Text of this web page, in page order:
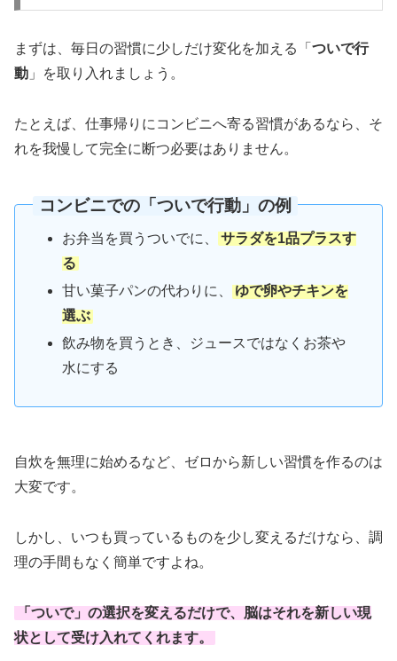
まずは、毎日の習慣に少しだけ変化を加える「 ついで行
動 」を取り入れましょう。
たとえば、仕事帰りにコンビニへ寄る習慣があるなら、そ
れを我慢して完全に断つ必要はありません。
コンビニでの「ついで行動 」の例
お弁当を買うついでに、
サラダを1品プラスす
る
甘い菓子パンの代わりに、
ゆで卵やチキンを
選ぶ
飲み物を買うとき、ジュースではなくお茶や
水にする
自炊を無理に始めるなど、ゼロから新しい習慣を作るのは
大変です。
しかし、いつも買っているものを少し変えるだけなら、調
理の手間もなく簡単ですよね。
「ついで」の選択を変えるだけで、脳はそれを新しい現
状として受け入れてくれます。